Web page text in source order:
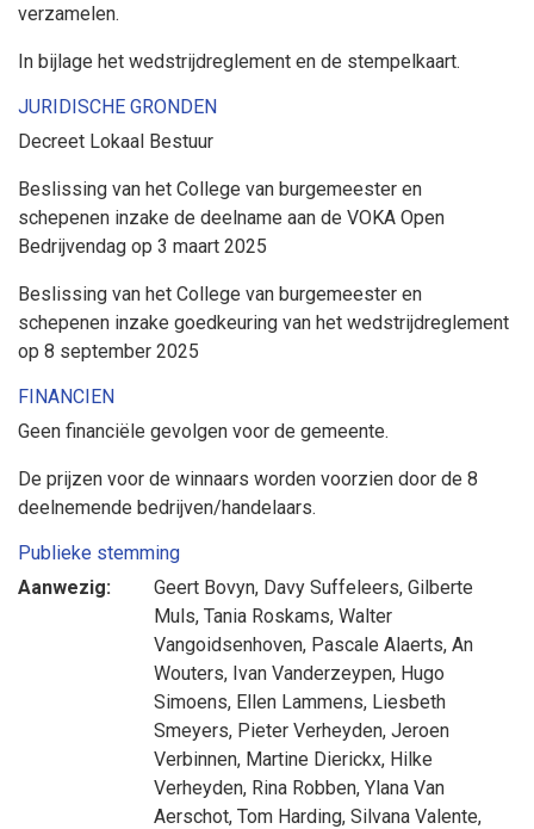
verzamelen.
In bijlage het wedstrijdreglement en de stempelkaart.
JURIDISCHE GRONDEN
Decreet Lokaal Bestuur
Beslissing van het College van burgemeester en
schepenen inzake de deelname aan de VOKA Open
Bedrijvendag op 3 maart 2025
Beslissing van het College van burgemeester en
schepenen inzake goedkeuring van het wedstrijdreglement
op 8 september 2025
FINANCIEN
Geen financiële gevolgen voor de gemeente.
De prijzen voor de winnaars worden voorzien door de 8
deelnemende bedrijven/handelaars.
Publieke stemming
Aanwezig:
Geert Bovyn, Davy Suffeleers, Gilberte
Muls, Tania Roskams, Walter
Vangoidsenhoven, Pascale Alaerts, An
Wouters, Ivan Vanderzeypen, Hugo
Simoens, Ellen Lammens, Liesbeth
Smeyers, Pieter Verheyden, Jeroen
Verbinnen, Martine Dierickx, Hilke
Verheyden, Rina Robben, Ylana Van
Aerschot, Tom Harding, Silvana Valente,